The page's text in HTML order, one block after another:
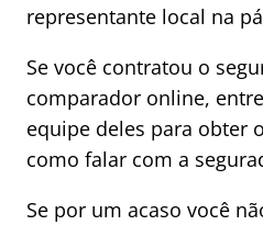
representante local na
Se você contratou o
comparador online,
equipe deles para obter
como falar com a
Se por um acaso você